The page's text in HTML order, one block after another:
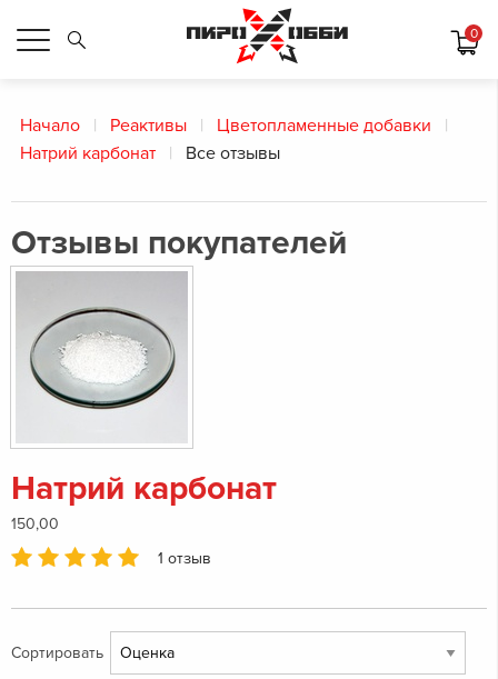
0
Начало Реактивы
Цветопламенные добавки
Натрий карбонат
Все отзывы
Отзывы покупателей
Натрий карбонат
150,00
1 отзыв
Сортировать